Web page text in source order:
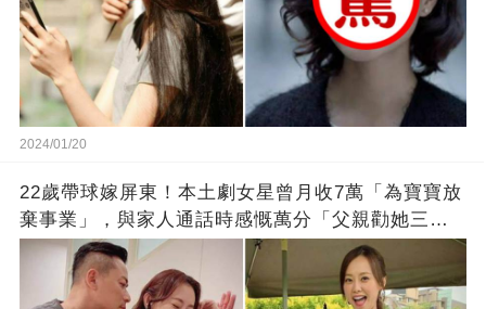
2024/01/20
22歲帶球嫁屏東！本土劇女星曾月收7萬「為寶寶放
棄事業」，與家人通話時感慨萬分「父親勸她三
思」：只有過一次眼淚